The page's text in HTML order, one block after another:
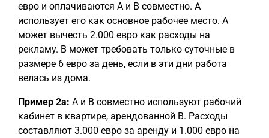
евро и оплачиваются A и B совместно. A
использует его как основное рабочее место. A
может вычесть 2.000 евро как расходы на
рекламу. B может требовать только суточные в
размере 6 евро за день, если в эти дни работа
велась из дома.
Пример 2a: A и B совместно используют рабочий
кабинет в квартире, арендованной B. Расходы
составляют 3.000 евро за аренду и 1.000 евро на